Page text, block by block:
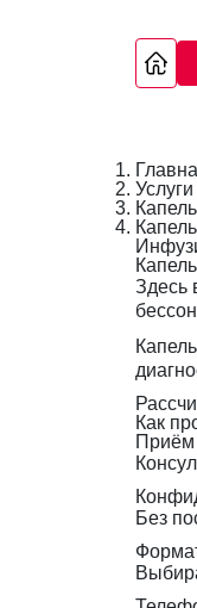
Здесь
Как
Приём
Без